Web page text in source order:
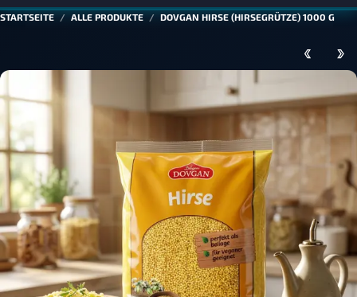
STARTSEITE ALLE PRODUKTE DOVGAN HIRSE (HIRSEGRÜTZE) 1000 G